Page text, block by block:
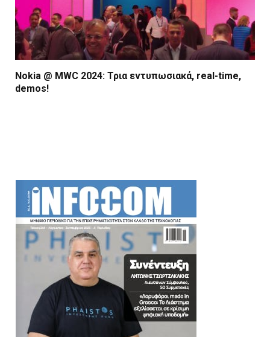
Nokia @ MWC 2024: Τρια εντυπωσιακά, real-time,
demos!